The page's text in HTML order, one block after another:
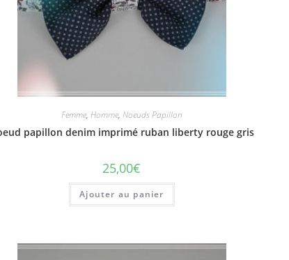
Femme, Homme, Noeuds Papillon
papillon denim imprimé ruban liberty rouge gris
25,00€
Ajouter au panier